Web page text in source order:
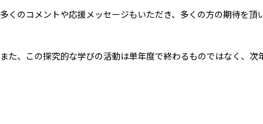
多くのコメントや応援メッセージもいただき、多くの方の期待を頂
また、この探究的な学びの活動は単年度で終わるものではなく、